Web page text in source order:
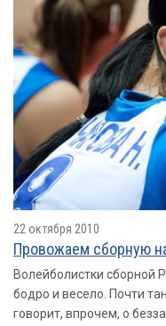
22 октября 2010
Провожаем сборную
Волейболистки сборной
бодро и весело. Почти
говорит, впрочем, о